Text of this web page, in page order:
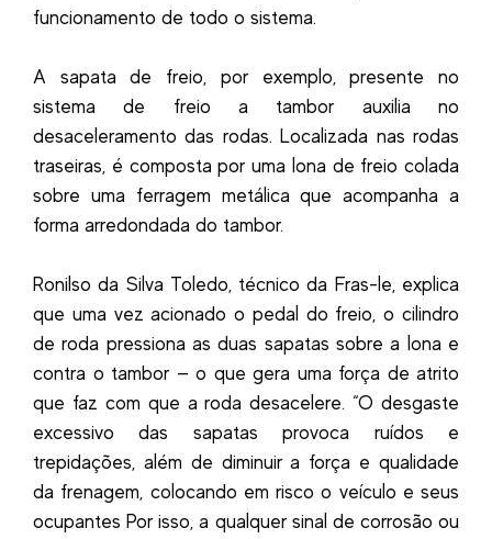
funcionamento de todo o sistema.
A sapata de freio, por exemplo, presente no
sistema de freio a tambor auxilia no
desaceleramento das rodas. Localizada nas rodas
traseiras, é composta por uma lona de freio colada
sobre uma ferragem metálica que acompanha a
forma arredondada do tambor.
Ronilso da Silva Toledo, técnico da Fras-le, explica
que uma vez acionado o pedal do freio, o cilindro
de roda pressiona as duas sapatas sobre a lona e
contra o tambor — o que gera uma força de atrito
que faz com que a roda desacelere. “O desgaste
excessivo das sapatas provoca ruídos e
trepidações, além de diminuir a força e qualidade
da frenagem, colocando em risco o veículo e seus
ocupantes Por isso, a qualquer sinal de corrosão ou